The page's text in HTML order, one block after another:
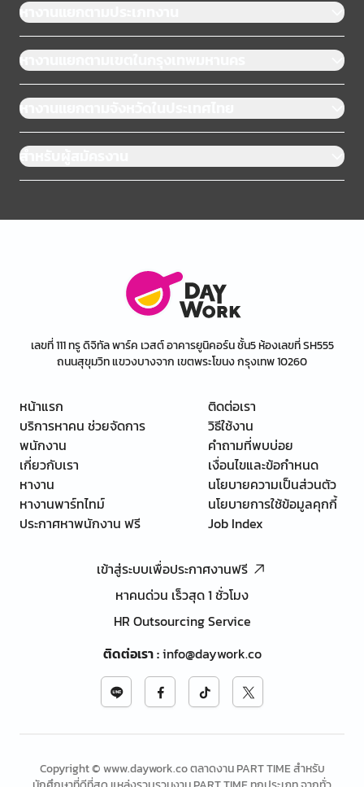
หางานแยกตามประเภทงาน
หางานแยกตามเขตในกรุงเทพมหานคร
หางานแยกตามจังหวัดในประเทศไทย
สำหรับผู้สมัครงาน
เลขที่ 111 ทรู ดิจิทัล พาร์ค เวสต์ อาคารยูนิคอร์น ชั้น5 ห้องเลขที่ SH555
ถนนสุขุมวิท แขวงบางจาก เขตพระโขนง กรุงเทพ 10260
หน้าแรก
บริการหาคน ช่วยจัดการ
พนักงาน
เกี่ยวกับเรา
หางาน
หางานพาร์ทไทม์
ประกาศหาพนักงาน ฟรี
ติดต่อเรา
วิธีใช้งาน
คำถามที่พบบ่อย
เงื่อนไขและข้อกำหนด
นโยบายความเป็นส่วนตัว
นโยบายการใช้ข้อมูลคุกกี้
Job Index
เข้าสู่ระบบเพื่อประกาศงานฟรี
หาคนด่วน เร็วสุด 1 ชั่วโมง
HR Outsourcing Service
ติดต่อเรา:info@daywork.co
Copyright © www.daywork.co ตลาดงาน PART TIME สำหรับ